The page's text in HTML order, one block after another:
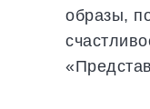
образы,